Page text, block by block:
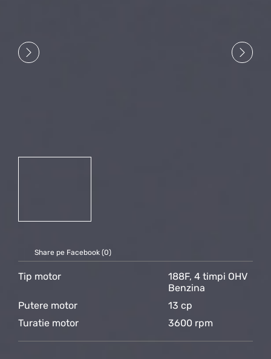
Share pe Facebook (0)
Tip motor
188F, 4 timpi OHV
Benzina
Putere motor
13 cp
Turatie motor
3600 rpm